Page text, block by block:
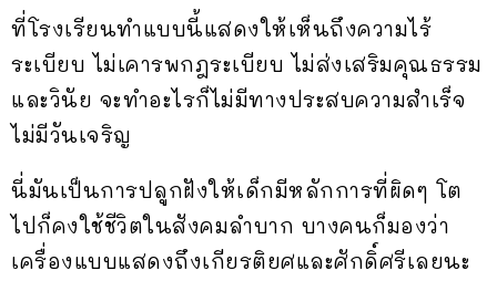
ที่โรงเรียนทำแบบนี้แสดงให้เห็นถึงความไร้
ระเบียบ ไม่เคารพกฎระเบียบ ไม่ส่งเสริมคุณธรรม
และวินัย จะทำอะไรก็ไม่มีทางประสบความสำเร็จ
ไม่มีวันเจริญ
นี่มันเป็นการปลูกฝังให้เด็กมีหลักการที่ผิดๆ โต
ไปก็คงใช้ชีวิตในสังคมลำบาก บางคนก็มองว่า
เครื่องแบบแสดงถึงเกียรติยศและศักดิ์ศรีเลยนะ